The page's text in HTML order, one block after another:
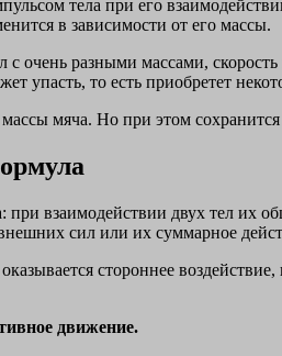
тела при его
в зависимости от его массы.
очень разными массами,
упасть, то есть приобретет
мяча. Но при этом
при взаимодействии двух тел их
сил или их суммарное
стороннее
движение.